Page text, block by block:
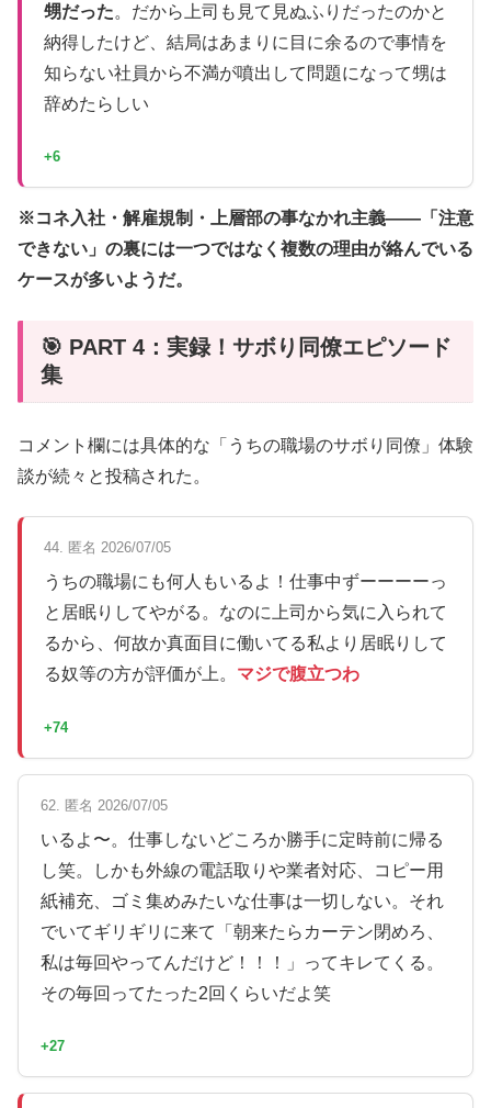
甥だった。だから上司も見て見ぬふりだったのかと
納得したけど、結局はあまりに目に余るので事情を
知らない社員から不満が噴出して問題になって甥は
辞めたらしい
+6
※コネ入社・解雇規制・上層部の事なかれ主義——「注意
できない」の裏には一つではなく複数の理由が絡んでいる
ケースが多いようだ。
🎯 PART 4：実録！サボり同僚エピソード
集
コメント欄には具体的な「うちの職場のサボり同僚」体験
談が続々と投稿された。
44. 匿名 2026/07/05
うちの職場にも何人もいるよ！仕事中ずーーーーっ
と居眠りしてやがる。なのに上司から気に入られて
るから、何故か真面目に働いてる私より居眠りして
る奴等の方が評価が上。 マジで腹立つわ
+74
62. 匿名 2026/07/05
いるよ〜。仕事しないどころか勝手に定時前に帰る
し笑。しかも外線の電話取りや業者対応、コピー用
紙補充、ゴミ集めみたいな仕事は一切しない。それ
でいてギリギリに来て「朝来たらカーテン閉めろ、
私は毎回やってんだけど！！！」ってキレてくる。
その毎回ってたった2回くらいだよ笑
+27